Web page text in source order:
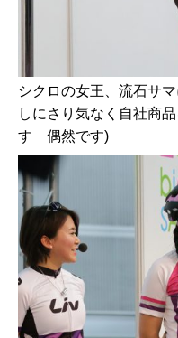
シクロの女王、流石サ
しにさり気なく自社商
す 偶然です)